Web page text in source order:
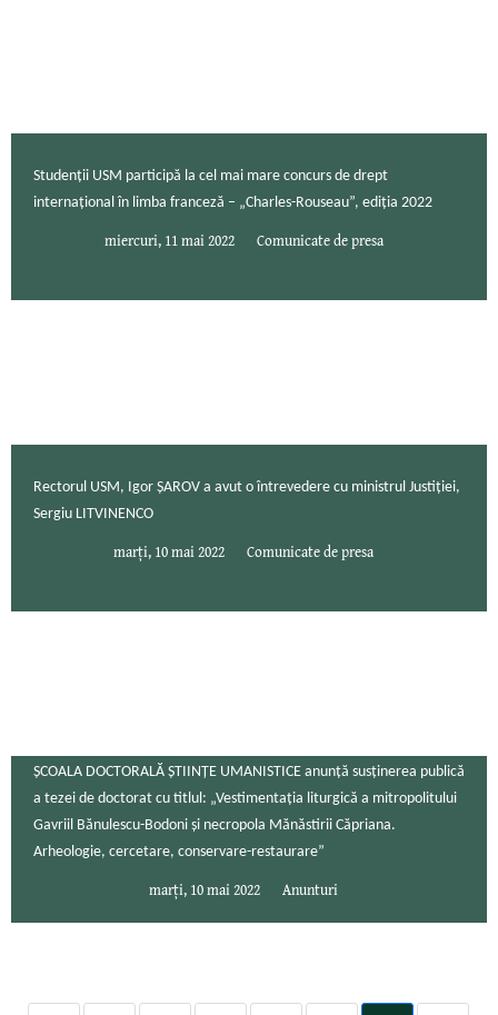
Studenții USM participă la cel mai mare concurs de drept
internațional în limba franceză – „Charles-Rouseau”, ediția 2022
miercuri, 11 mai 2022 Comunicate de presa
Rectorul USM, Igor ȘAROV a avut o întrevedere cu ministrul Justiției,
Sergiu LITVINENCO
marți, 10 mai 2022 Comunicate de presa
ŞCOALA DOCTORALĂ ȘTIINȚE UMANISTICE anunţă susţinerea publică
a tezei de doctorat cu titlul: „Vestimentația liturgică a mitropolitului
Gavriil Bănulescu-Bodoni și necropola Mănăstirii Căpriana.
Arheologie, cercetare, conservare-restaurare”
marți, 10 mai 2022 Anunturi